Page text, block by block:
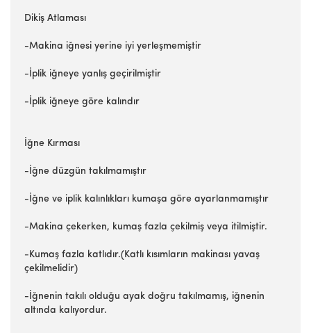
Dikiş Atlaması
-Makina iğnesi yerine iyi yerleşmemiştir
-İplik iğneye yanlış geçirilmiştir
-İplik iğneye göre kalındır
İğne Kırması
-İğne düzgün takılmamıştır
-İğne ve iplik kalınlıkları kumaşa göre ayarlanmamıştır
-Makina çekerken, kumaş fazla çekilmiş veya itilmiştir.
-Kumaş fazla katlıdır.(Katlı kısımların makinası yavaş
çekilmelidir)
-İğnenin takılı olduğu ayak doğru takılmamış, iğnenin
altında kalıyordur.